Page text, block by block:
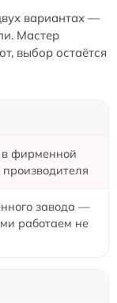
вариантах —
Мастер
выбор остаётся
фирменной
завода —
работаем не